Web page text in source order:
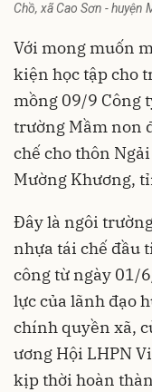
Chồ, xã Cao Sơn - huyện
Với mong muốn
kiện học tập cho
mồng 09/9 Công
trường Mầm non
chế cho thôn
Mường Khương,
Đây là ngôi
nhựa tái chế đầu
công từ ngày 01/
lực của lãnh đạo
chính quyền xã,
ương Hội LHPN
kịp thời hoàn